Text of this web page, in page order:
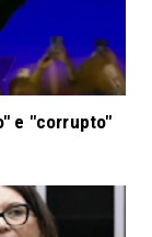
e "corrupto"